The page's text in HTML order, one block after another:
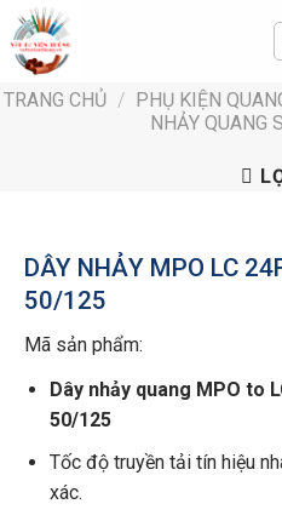
Bỏ
qua
nội
dung
TRANG CHỦ / PHỤ KIỆN
NHẢY QUANG
DÂY NHẢY MPO LC
50/125
Mã sản phẩm:
Dây nhảy quang MPO to
50/125
Tốc độ truyền tải tín hiệu
xác.